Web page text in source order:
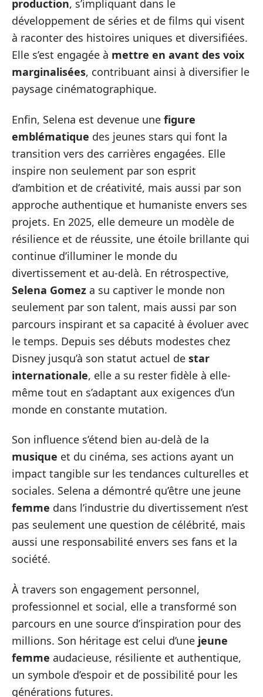
production, s’impliquant dans le
développement de séries et de films qui visent
à raconter des histoires uniques et diversifiées.
Elle s’est engagée à mettre en avant des voix
marginalisées, contribuant ainsi à diversifier le
paysage cinématographique.
Enfin, Selena est devenue une figure
emblématique des jeunes stars qui font la
transition vers des carrières engagées. Elle
inspire non seulement par son esprit
d’ambition et de créativité, mais aussi par son
approche authentique et humaniste envers ses
projets. En 2025, elle demeure un modèle de
résilience et de réussite, une étoile brillante qui
continue d’illuminer le monde du
divertissement et au-delà. En rétrospective,
Selena Gomez a su captiver le monde non
seulement par son talent, mais aussi par son
parcours inspirant et sa capacité à évoluer avec
le temps. Depuis ses débuts modestes chez
Disney jusqu’à son statut actuel de star
internationale, elle a su rester fidèle à elle-
même tout en s’adaptant aux exigences d’un
monde en constante mutation.
Son influence s’étend bien au-delà de la
musique et du cinéma, ses actions ayant un
impact tangible sur les tendances culturelles et
sociales. Selena a démontré qu’être une jeune
femme dans l’industrie du divertissement n’est
pas seulement une question de célébrité, mais
aussi une responsabilité envers ses fans et la
société.
À travers son engagement personnel,
professionnel et social, elle a transformé son
parcours en une source d’inspiration pour des
millions. Son héritage est celui d’une jeune
femme audacieuse, résiliente et authentique,
un symbole d’espoir et de possibilité pour les
générations futures.